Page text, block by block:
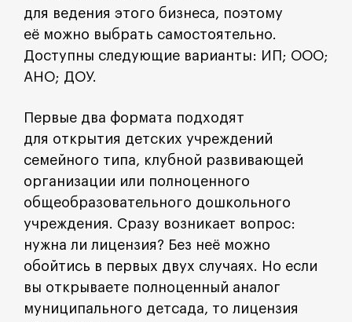
для ведения этого бизнеса, поэтому
её можно выбрать самостоятельно.
Доступны следующие варианты: ИП; ООО;
АНО; ДОУ.
Первые два формата подходят
для открытия детских учреждений
семейного типа, клубной развивающей
организации или полноценного
общеобразовательного дошкольного
учреждения. Сразу возникает вопрос:
нужна ли лицензия? Без неё можно
обойтись в первых двух случаях. Но если
вы открываете полноценный аналог
муниципального детсада, то лицензия